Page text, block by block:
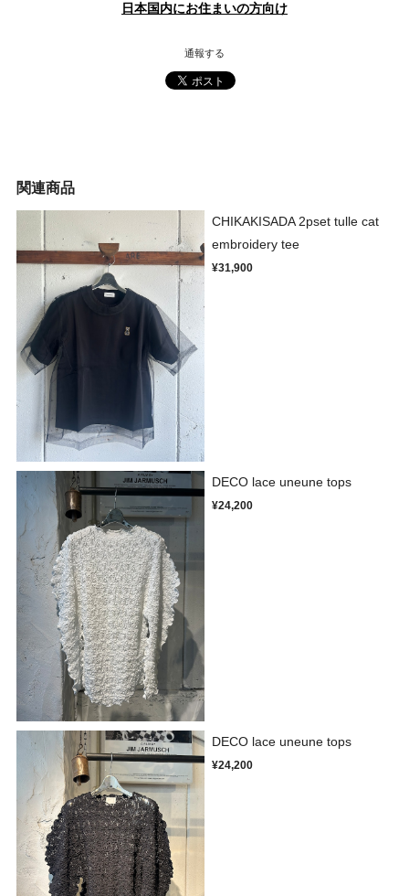
日本国内にお住まいの方向け
通報する
関連商品
CHIKAKISADA 2pset tulle cat
embroidery tee
¥31,900
DECO lace uneune tops
¥24,200
DECO lace uneune tops
¥24,200